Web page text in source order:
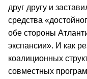
друг другу и
средства
обе стороны
экспансии». И как
коалиционных
совместных